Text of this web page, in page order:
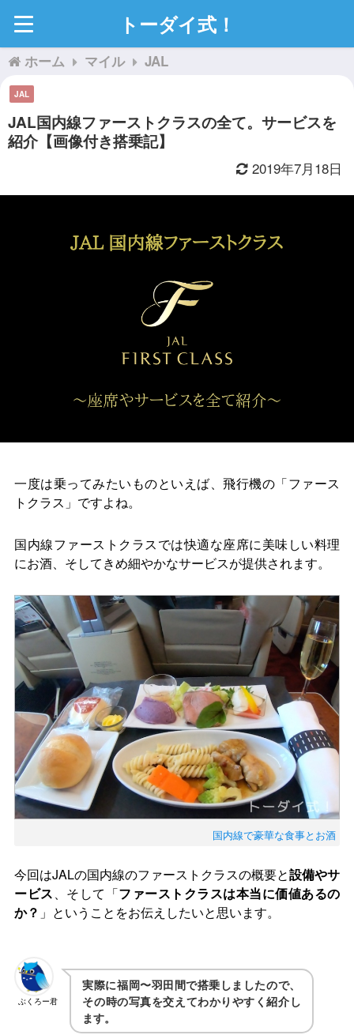
トーダイ式！
ホーム マイル JAL
JAL
JAL国内線ファーストクラスの全て。サービスを
紹介【画像付き搭乗記】
2019年7月18日
一度は乗ってみたいものといえば、飛行機の「ファース
トクラス」ですよね。
国内線ファーストクラスでは快適な座席に美味しい料理
にお酒、そしてきめ細やかなサービスが提供されます。
国内線で豪華な食事とお酒
今回はJALの国内線のファーストクラスの概要と設備やサ
ービス 、そして「ファーストクラスは本当に価値あるの
か？ 」ということをお伝えしたいと思います。
ぶくろー君
実際に福岡〜羽田間で搭乗しましたので、
その時の写真を交えてわかりやすく紹介し
ます。